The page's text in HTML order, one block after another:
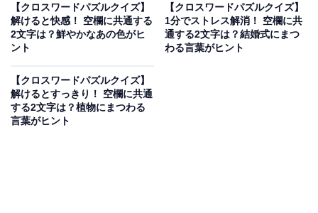
【クロスワードパズルクイズ】
解けると快感！ 空欄に共通する
2文字は？鮮やかなあの色がヒ
ント
【クロスワードパズルクイズ】
1分でストレス解消！ 空欄に共
通する2文字は？結婚式にまつ
わる言葉がヒント
【クロスワードパズルクイズ】
解けるとすっきり！ 空欄に共通
する2文字は？植物にまつわる
言葉がヒント